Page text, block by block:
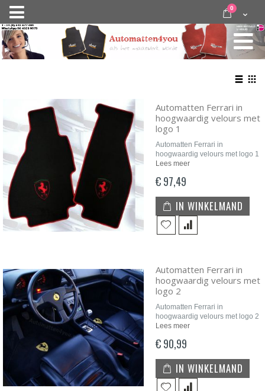
Nav
activeren
door
inhoud
Cart
0 items
Automatten Ferrari in
hoogwaardig velours met
logo 1
Automatten Ferrari in
hoogwaardig velours met logo 1
Lees meer
€ 97,49
IN WINKELMAND
Automatten Ferrari in
hoogwaardig velours met
logo 2
Automatten Ferrari in
hoogwaardig velours met logo 2
Lees meer
€ 90,99
IN WINKELMAND